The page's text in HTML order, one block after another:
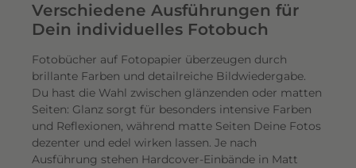
Verschiedene Ausführungen für
Dein individuelles Fotobuch
Fotobücher auf Fotopapier überzeugen durch
brillante Farben und detailreiche Bildwiedergabe.
Du hast die Wahl zwischen glänzenden oder matten
Seiten: Glanz sorgt für besonders intensive Farben
und Reflexionen, während matte Seiten Deine Fotos
dezenter und edel wirken lassen. Je nach
Ausführung stehen Hardcover-Einbände in Matt